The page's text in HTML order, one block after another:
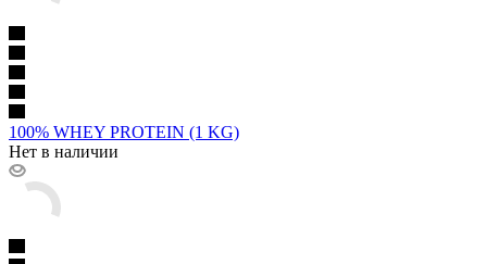
100% WHEY PROTEIN (1 KG)
Нет в наличии